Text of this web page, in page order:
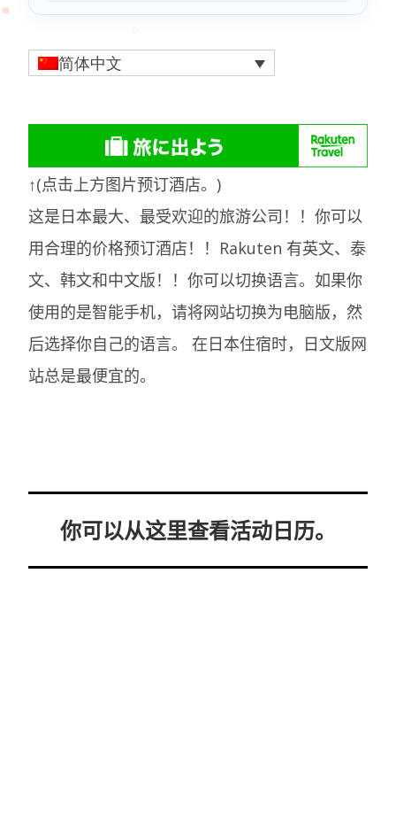
简体中文
↑(点击上方图片预订酒店。)
这是日本最大、最受欢迎的旅游公司！！你可以
用合理的价格预订酒店！！Rakuten 有英文、泰
文、韩文和中文版！！你可以切换语言。如果你
使用的是智能手机，请将网站切换为电脑版，然
后选择你自己的语言。在日本住宿时，日文版网
站总是最便宜的。
你可以从这里查看活动日历。